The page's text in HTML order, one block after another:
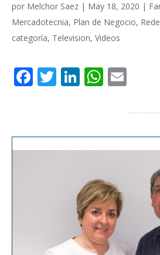
por Melchor Saez | May 18, 2020 |
Mercadotecnia, Plan de Negocio,
categoría, Television, Videos
F
b
o
T
er
Li
e
dI
W
s
A
p
ai
l